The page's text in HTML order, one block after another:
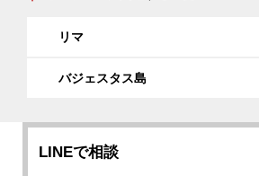
リマ
バジェスタス島
LINEで相談